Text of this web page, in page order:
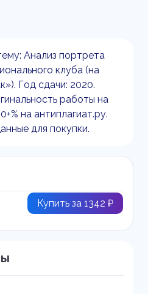
Анализ портрета
клуба (на
Год сдачи: 2020.
работы на
на антиплагиат.ру.
для покупки.
Купить за 1342 ₽